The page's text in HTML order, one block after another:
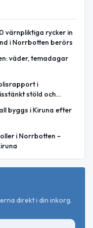
värnpliktiga rycker in
i Norrbotten berörs
väder, temadagar
i
stöld och
byggs i Kiruna efter
i Norrbotten –
direkt i din inkorg.